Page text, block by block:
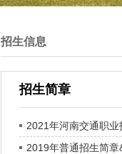
招生信息
招生简章
2021年河南交通职
2019年普通招生简